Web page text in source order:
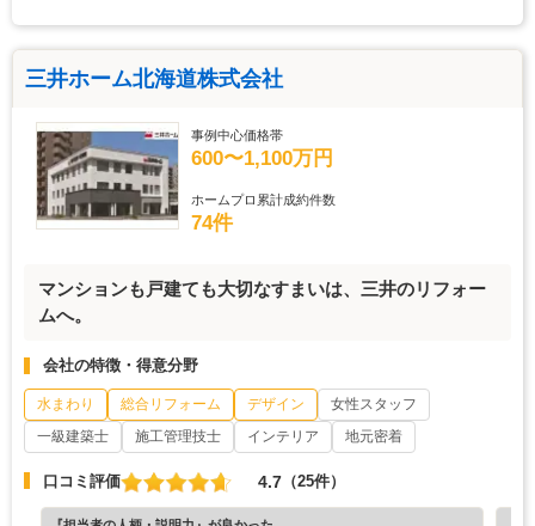
三井ホーム北海道株式会社
事例中心価格帯
600〜1,100万円
ホームプロ累計成約件数
74件
マンションも戸建ても大切なすまいは、三井のリフォー
ムへ。
会社の特徴・得意分野
水まわり 総合リフォーム デザイン
女性スタッフ
一級建築士
施工管理技士 インテリア 地元密着
口コミ評価 4.7 （25件）